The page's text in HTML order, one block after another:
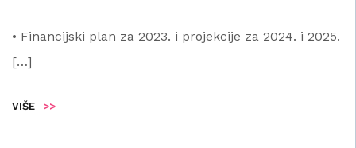
• Financijski plan za 2023. i projekcije za 2024. i 2025.
[…]
VIŠE >>